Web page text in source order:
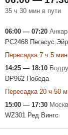
35 ч 30 мин в пути
06:00 — 07:20
PC2468 Пегасус
Пересадка 7 ч 5 мин
14:25 — 18:10
DP962 Победа
Пересадка 20 ч 50
15:00 — 17:30
WZ301 Ред Вингс